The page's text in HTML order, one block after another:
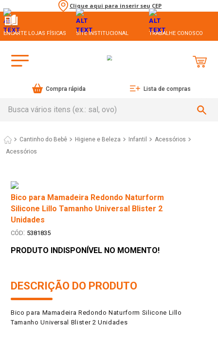
Clique aqui para inserir seu CEP
ENCARTE LOJAS FÍSICAS SITE INSTITUCIONAL TRABALHE CONOSCO
Compra rápida Lista de compras
Cantinho do Bebê Higiene e Beleza Infantil
Acessórios
Acessórios
Bico para Mamadeira Redondo Naturform
Silicone Lillo Tamanho Universal Blister 2
Unidades
: 5381835
PRODUTO INDISPONÍVEL NO MOMENTO!
DESCRIÇÃO DO PRODUTO
Bico para Mamadeira Redondo Naturform Silicone Lillo
Tamanho Universal Blister 2 Unidades